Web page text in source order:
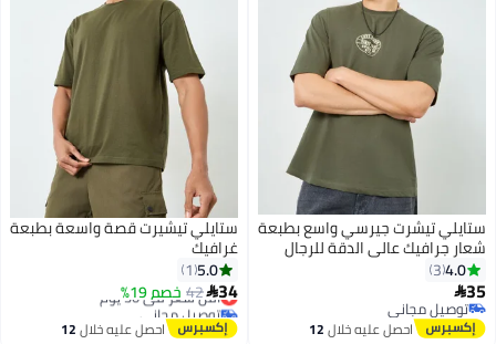
ستايلي تيشرت جيرسي واسع بطبعة
شعار جرافيك عالي الدقة للرجال
4.0
3
35
توصيل مجاني
توصيل مجانياحصل عليه خلال12
ستايلي تيشيرت قصة واسعة بطبعة
غرافيك
5.0
1
34
42 خصم 19%
أقل سعر في 30 يوم
توصيل مجاني
أقل سعر في 30 يوماحصل عليه خلال12